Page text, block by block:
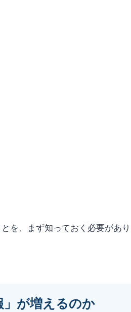
を、まず知っておく必要があり
が増えるのか